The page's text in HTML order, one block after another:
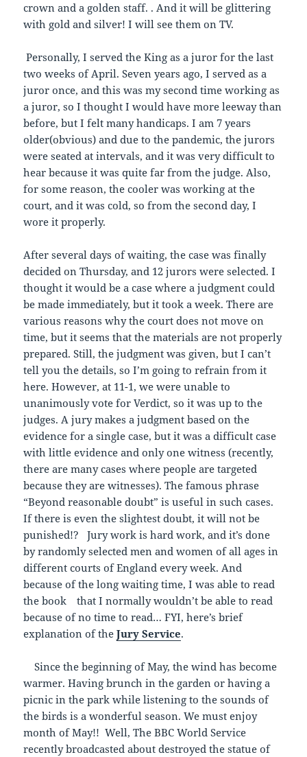
crown and a golden staff. . And it will be glittering
with gold and silver! I will see them on TV.
Personally, I served the King as a juror for the last
two weeks of April. Seven years ago, I served as a
juror once, and this was my second time working as
a juror, so I thought I would have more leeway than
before, but I felt many handicaps. I am 7 years
older(obvious) and due to the pandemic, the jurors
were seated at intervals, and it was very difficult to
hear because it was quite far from the judge. Also,
for some reason, the cooler was working at the
court, and it was cold, so from the second day, I
wore it properly.
After several days of waiting, the case was finally
decided on Thursday, and 12 jurors were selected. I
thought it would be a case where a judgment could
be made immediately, but it took a week. There are
various reasons why the court does not move on
time, but it seems that the materials are not properly
prepared. Still, the judgment was given, but I can’t
tell you the details, so I’m going to refrain from it
here. However, at 11-1, we were unable to
unanimously vote for Verdict, so it was up to the
judges. A jury makes a judgment based on the
evidence for a single case, but it was a difficult case
with little evidence and only one witness (recently,
there are many cases where people are targeted
because they are witnesses). The famous phrase
“Beyond reasonable doubt” is useful in such cases.
If there is even the slightest doubt, it will not be
punished!? Jury work is hard work, and it’s done
by randomly selected men and women of all ages in
different courts of England every week. And
because of the long waiting time, I was able to read
the book that I normally wouldn’t be able to read
because of no time to read… FYI, here’s brief
explanation of theJury Service.
Since the beginning of May, the wind has become
warmer. Having brunch in the garden or having a
picnic in the park while listening to the sounds of
the birds is a wonderful season. We must enjoy
month of May!! Well, The BBC World Service
recently broadcasted about destroyed the statue of